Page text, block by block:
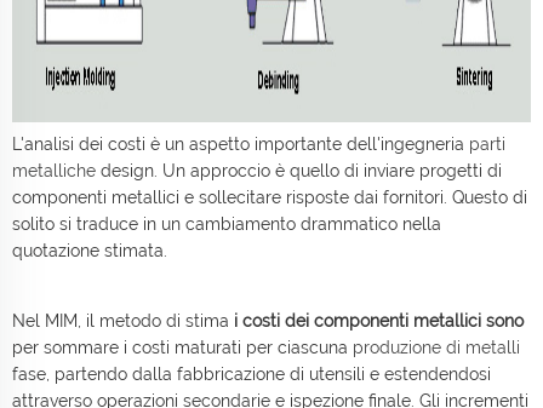
L'analisi dei costi è un aspetto importante dell'ingegneria parti
metalliche design. Un approccio è quello di inviare progetti di
componenti metallici e sollecitare risposte dai fornitori. Questo di
solito si traduce in un cambiamento drammatico nella
quotazione stimata.
Nel MIM, il metodo di stima i costi dei componenti metallici sono
per sommare i costi maturati per ciascuna produzione di metalli
fase, partendo dalla fabbricazione di utensili e estendendosi
attraverso operazioni secondarie e ispezione finale. Gli incrementi